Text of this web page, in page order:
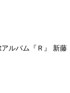
ルバム『Ｒ』 新藤